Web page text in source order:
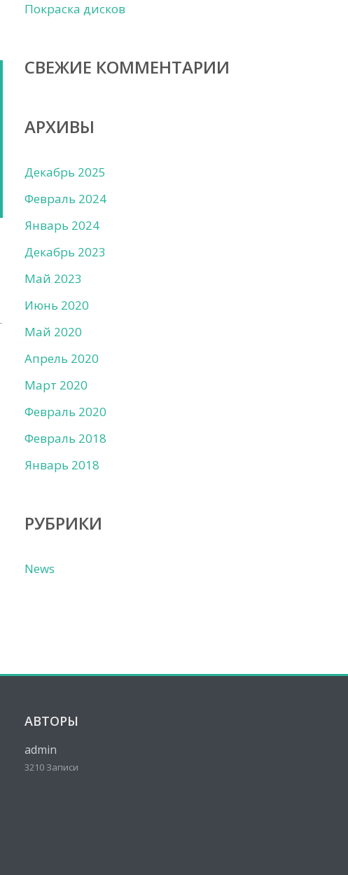
Покраска дисков
СВЕЖИЕ КОММЕНТАРИИ
АРХИВЫ
Декабрь 2025
Февраль 2024
Январь 2024
Декабрь 2023
Май 2023
Июнь 2020
Май 2020
Апрель 2020
Март 2020
Февраль 2020
Февраль 2018
Январь 2018
РУБРИКИ
News
АВТОРЫ
admin
3210 Записи